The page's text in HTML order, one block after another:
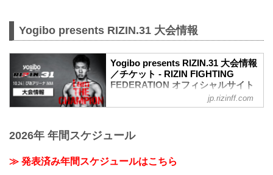
Yogibo presents RIZIN.31 大会情報
Yogibo presents RIZIN.31 大会情報
／チケット - RIZIN FIGHTING
FEDERATION オフィシャルサイト
日時
開始
jp.rizinff.com
2026年 年間スケジュール
≫ 発表済み年間スケジュールはこちら